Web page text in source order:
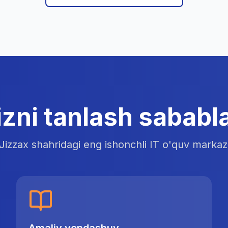
tanlash
shahridagi eng ishonchli IT o'quv